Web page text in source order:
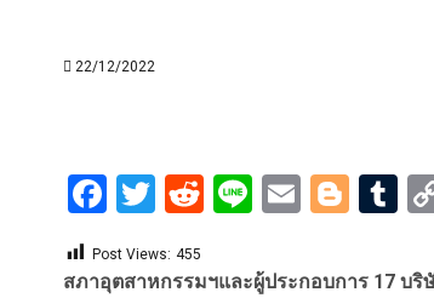
22/12/2022
Facebook
Twitter
Reddit
LineEmail
Post Views: 455
สภาอุตสาหกรรมฯและผู้ประกอบการ 17 บ